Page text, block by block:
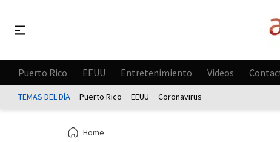
Puerto Rico EEUU Entretenimiento Videos
TEMAS DEL DÍA Puerto Rico EEUU Coronavirus
Home